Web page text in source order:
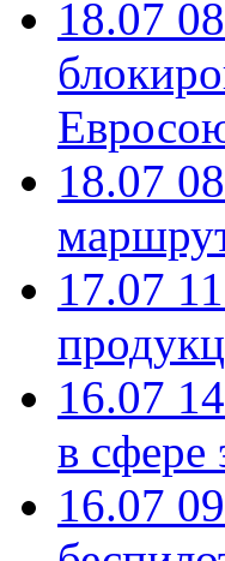
18.07
18.07
17.07
16.07
в сфере
16.07